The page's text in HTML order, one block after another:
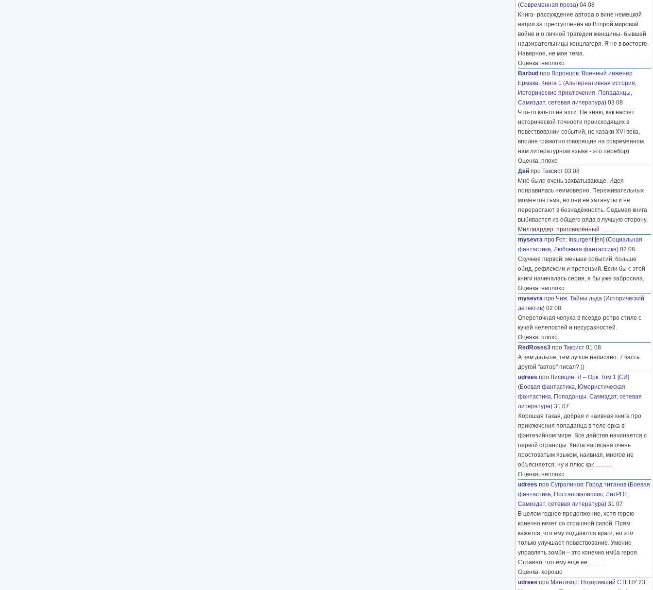
(Современная проза) 04 08
Книга- рассуждение автора о вине немецкой
нации за преступления во Второй мировой
войне и о личной трагедии женщины- бывшей
надзирательницы концлагеря. Я не в восторге.
Наверное, не моя тема.
Оценка: неплохо
Barbud про Воронцов: Военный инженер
Ермака. Книга 1 (Альтернативная история,
Исторические приключения, Попаданцы,
Самиздат, сетевая литература) 03 08
Что-то как-то не ахти. Не знаю, как насчет
исторической точности происходящих в
повествовании событий, но казаки XVI века,
вполне грамотно говорящие на современном
нам литературном языке - это перебор)
Оценка: плохо
Дей про Таксист 03 08
Мне было очень захватывающе. Идея
понравилась неимоверно. Переживательных
моментов тьма, но они не затянуты и не
перерастают в безнадёжность. Седьмая книга
выбивается из общего ряда в лучшую сторону.
Миллиардер, приговорённый ………
mysevra про Рот: Insurgent[en] (Социальная
фантастика, Любовная фантастика) 02 08
Скучнее первой: меньше событий, больше
обид, рефлексии и претензий. Если бы с этой
книги начиналась серия, я бы уже забросила.
Оценка: неплохо
mysevra про Чиж: Тайны льда (Исторический
детектив) 02 08
Опереточная чепуха в псевдо-ретро стиле с
кучей нелепостей и несуразностей.
Оценка: плохо
RedRoses3 про Таксист 01 08
А чем дальше, тем лучше написано. 7 часть
другой "автор" писал? ))
udrees про Лисицин: Я – Орк. Том 1 [СИ]
(Боевая фантастика, Юмористическая
фантастика, Попаданцы, Самиздат, сетевая
литература) 31 07
Хорошая такая, добрая и наивная книга про
приключения попаданца в теле орка в
фэнтезийном мире. Все действо начинается с
первой страницы. Книга написана очень
простоватым языком, наивная, многое не
объясняется, ну и плюс как ………
Оценка: неплохо
udrees про Сугралинов: Город титанов (Боевая
фантастика, Постапокалипсис, ЛитРПГ,
Самиздат, сетевая литература) 31 07
В целом годное продолжение, хотя герою
конечно везет со страшной силой. Прям
кажется, что ему поддаются враги, но это
только улучшает повествование. Умение
управлять зомби – это конечно имба героя.
Странно, что ему еще не ………
Оценка: хорошо
udrees про Мантикор: Покоривший СТЕНУ 23: